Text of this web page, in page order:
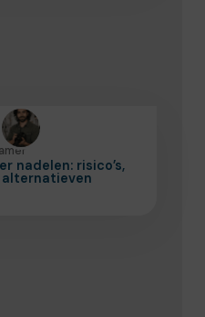
nadelen: risico’s,